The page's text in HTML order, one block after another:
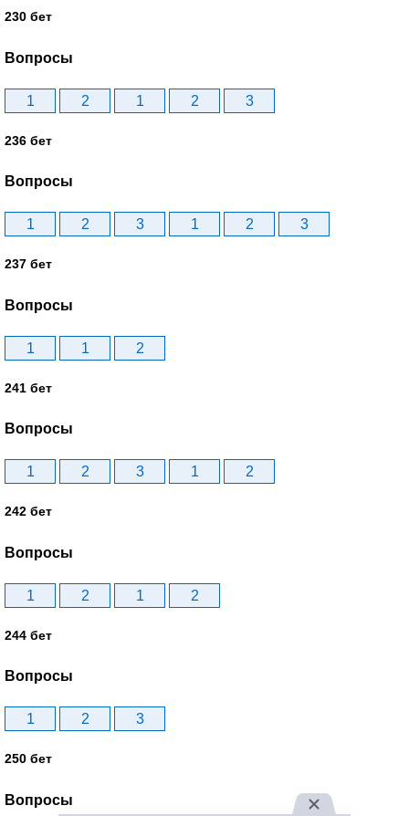
230 бет
Вопросы
1 2 1 2 3
236 бет
Вопросы
1 2 3 1 2 3
237 бет
Вопросы
1 1 2
241 бет
Вопросы
1 2 3 1 2
242 бет
Вопросы
1 2 1 2
244 бет
Вопросы
1 2 3
250 бет
Вопросы